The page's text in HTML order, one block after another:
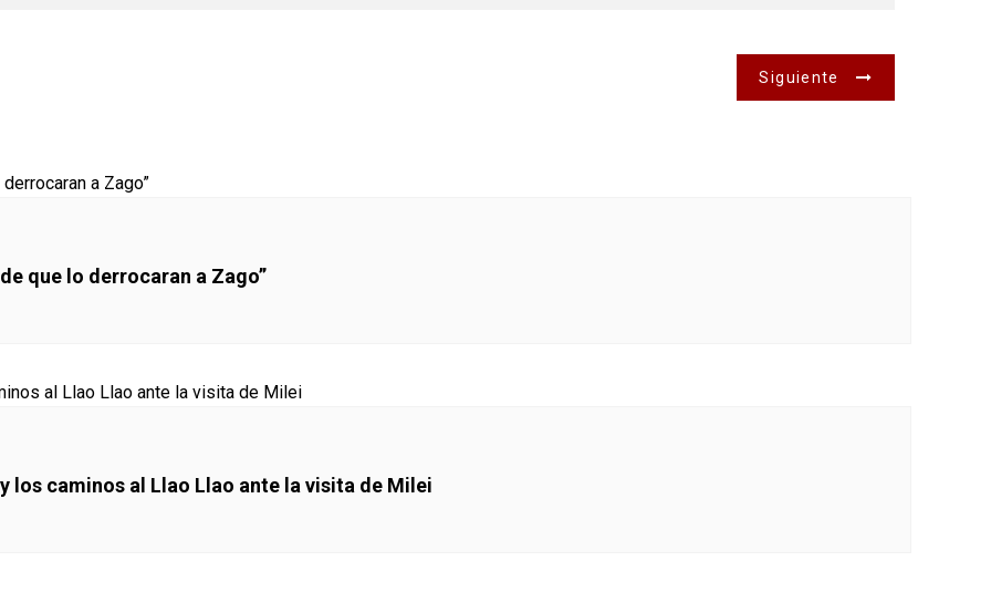
Siguiente
que lo derrocaran a Zago”
los caminos al Llao Llao ante la visita de Milei